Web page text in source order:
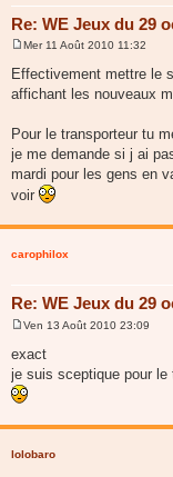
Re: WE Jeux du 29
e
s
s
e
Mer 11 Août 2010 11:32
Effectivement mettre le
affichant les nouveaux
Pour le transporteur tu
je me demande si j ai
mardi pour les gens en
voir
carophilox
Re: WE Jeux du 29
s
s
a
g
Ven 13 Août 2010 23:09
exact
je suis sceptique pour le
lolobaro